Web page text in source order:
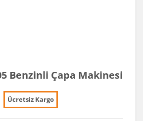
Benzinli Çapa Makinesi
Ücretsiz Kargo